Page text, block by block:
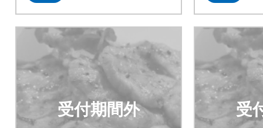
受付期間外 受